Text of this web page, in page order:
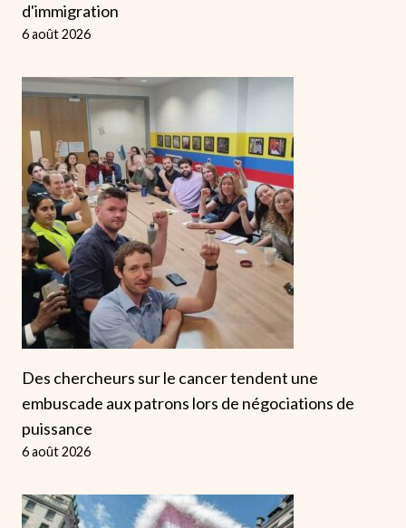
d'immigration
6 août 2026
Des chercheurs sur le cancer tendent une
embuscade aux patrons lors de négociations de
puissance
6 août 2026